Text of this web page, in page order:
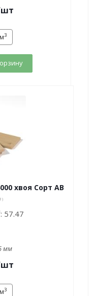
м3
хвоя Сорт АВ
)
57.47
мм
м3